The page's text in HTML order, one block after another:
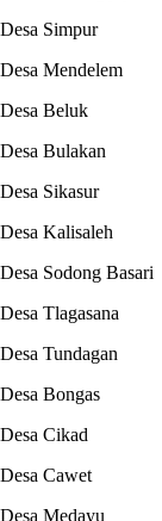
Desa
Desa
Desa Beluk
Desa
Desa
Desa
Desa Sodong
Desa
Desa
Desa
Desa
Desa
Desa